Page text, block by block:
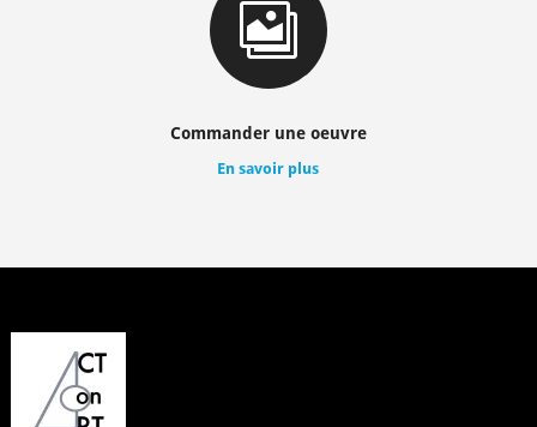

Commander une oeuvre
En savoir plus